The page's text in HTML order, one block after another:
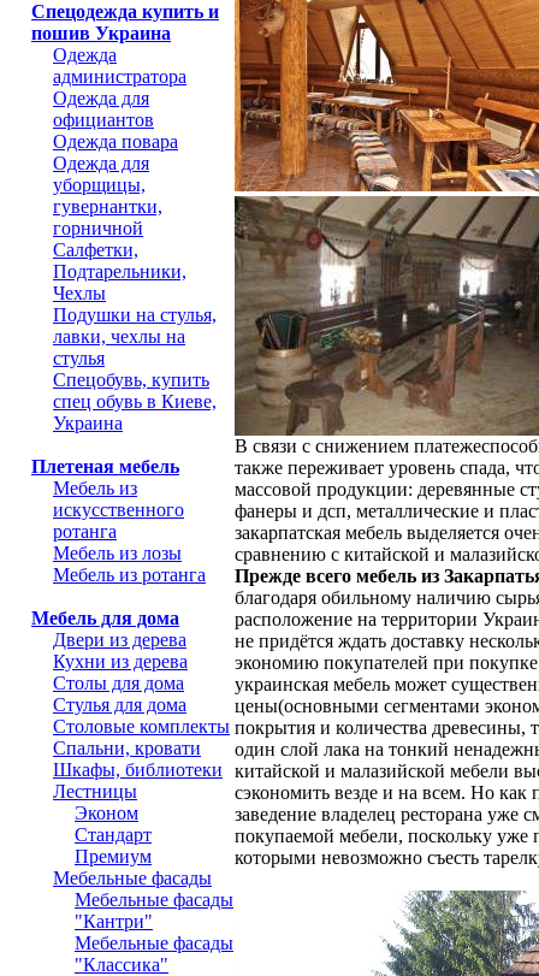
Спецодежда купить и
пошив Украина
Одежда
администратора
Одежда для
официантов
Одежда повара
Одежда для
уборщицы,
гувернантки,
горничной
Салфетки,
Подтарельники,
Чехлы
Подушки на стулья,
лавки, чехлы на
стулья
Спецобувь, купить
спец обувь в Киеве,
Украина
Плетеная мебель
Мебель из
искусственного
ротанга
Мебель из лозы
Мебель из ротанга
Мебель для дома
Двери из дерева
Кухни из дерева
Столы для дома
Стулья для дома
Столовые комплекты
Спальни, кровати
Шкафы, библиотеки
Лестницы
Эконом
Стандарт
Премиум
Мебельные фасады
Мебельные фасады
"Кантри"
Мебельные фасады
"Классика"
В связи с снижением
также переживает уровень спада,
массовой продукции: деревянные
фанеры и дсп, металлические и
закарпатская мебель выделяется
сравнению с китайской и
Прежде всего мебель из
благодаря обильному наличию
расположение на территории
не придётся ждать доставку
экономию покупателей при
украинская мебель может
цены(основными сегментами
покрытия и количества древесины,
один слой лака на тонкий
китайской и малазийской мебели
сэкономить везде и на всем. Но как
заведение владелец ресторана уже
покупаемой мебели, поскольку уже
которыми невозможно съесть